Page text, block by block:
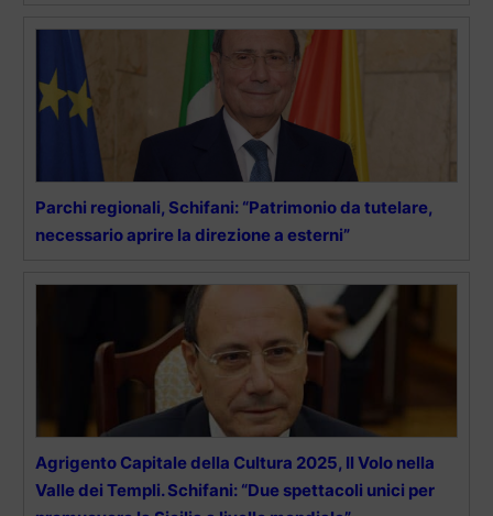
Parchi regionali, Schifani: “Patrimonio da tutelare,
necessario aprire la direzione a esterni”
Agrigento Capitale della Cultura 2025, Il Volo nella
Valle dei Templi. Schifani: “Due spettacoli unici per